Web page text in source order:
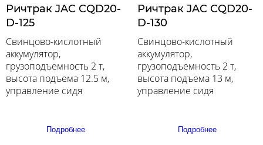
Ричтрак JAC CQD20-
D-125
Свинцово-кислотный
аккумулятор,
грузоподъемность 2 т,
высота подъема 12.5 м,
управление сидя
Подробнее
Ричтрак JAC CQD20-
D-130
Свинцово-кислотный
аккумулятор,
грузоподъемность 2 т,
высота подъема 13 м,
управление сидя
Подробнее